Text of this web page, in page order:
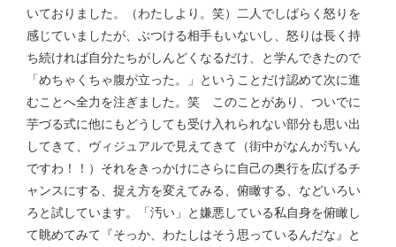
いておりました。（わたしより。笑）二人でしばらく怒りを
感じていましたが、ぶつける相手もいないし、怒りは長く持
ち続ければ自分たちがしんどくなるだけ、と学んできたので
「めちゃくちゃ腹が立った。」ということだけ認めて次に進
むことへ全力を注ぎました。笑 このことがあり、ついでに
芋づる式に他にもどうしても受け入れられない部分も思い出
してきて、ヴィジュアルで見えてきて（街中がなんか汚いん
ですわ！！）それをきっかけにさらに自己の奥行を広げるチ
ャンスにする、捉え方を変えてみる、俯瞰する、などいろい
ろと試しています。「汚い」と嫌悪している私自身を俯瞰し
て眺めてみて『そっか、わたしはそう思っているんだな』と